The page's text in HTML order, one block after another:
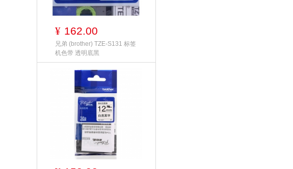
¥ 162.00
兄弟 (brother) TZE-S131 标签
机色带 透明底黑